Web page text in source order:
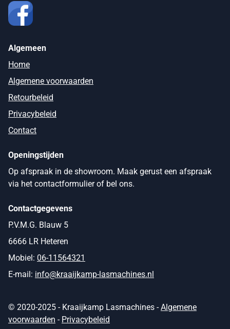
Algemeen
Home
Algemene voorwaarden
Retourbeleid
Privacybeleid
Contact
Openingstijden
Op afspraak in de showroom. Maak gerust een afspraak
via het contactformulier of bel ons.
Contactgegevens
P.V.M.G. Blauw 5
6666 LR Heteren
Mobiel: 06-11564321
E-mail: info@kraaijkamp-lasmachines.nl
© 2020-2025 - Kraaijkamp Lasmachines -Algemene
voorwaarden - Privacybeleid